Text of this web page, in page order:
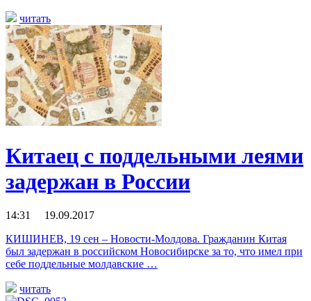
читать
Китаец с поддельными леями
задержан в России
14:31 19.09.2017
КИШИНЕВ, 19 сен – Новости-Молдова. Гражданин Китая
был задержан в российском Новосибирске за то, что имел при
себе поддельные молдавские …
читать